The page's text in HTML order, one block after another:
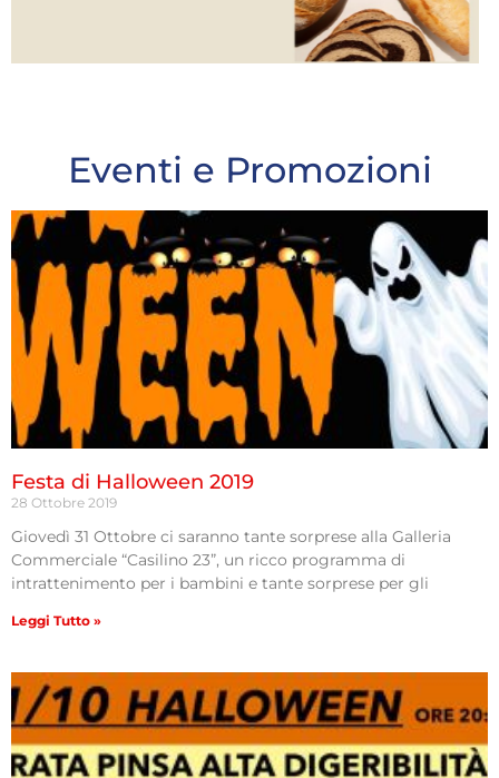
Eventi e Promozioni
Festa di Halloween 2019
28 Ottobre 2019
Giovedì 31 Ottobre ci saranno tante sorprese alla Galleria
Commerciale “Casilino 23”, un ricco programma di
intrattenimento per i bambini e tante sorprese per gli
Leggi Tutto »